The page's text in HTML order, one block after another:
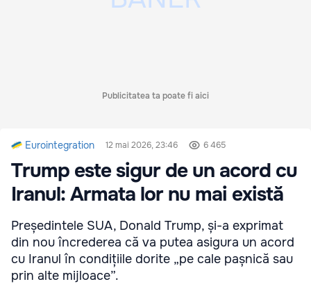
Publicitatea ta poate fi aici
Eurointegration 12 mai 2026, 23:46 6 465
Trump este sigur de un acord cu
Iranul: Armata lor nu mai există
Președintele SUA, Donald Trump, și-a exprimat
din nou încrederea că va putea asigura un acord
cu Iranul în condițiile dorite „pe cale pașnică sau
prin alte mijloace”.